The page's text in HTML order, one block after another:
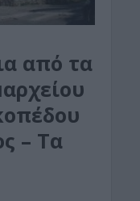
από τα
– Τα